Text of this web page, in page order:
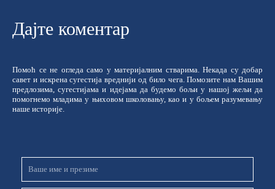
Дајте коментар
Помоћ се не огледа само у материјалним стварима. Некада су добар
савет и искрена сугестија вреднији од било чега. Помозите нам Вашим
предлозима, сугестијама и идејама да будемо бољи у нашој жељи да
помогнемо младима у њиховом школовању, као и у бољем разумевању
наше историје.